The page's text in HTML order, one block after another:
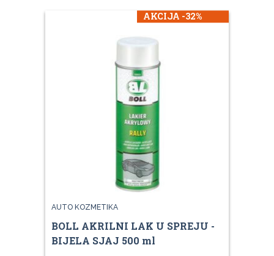
AKCIJA -32%
AUTO KOZMETIKA
BOLL AKRILNI LAK U SPREJU -
BIJELA SJAJ 500 ml